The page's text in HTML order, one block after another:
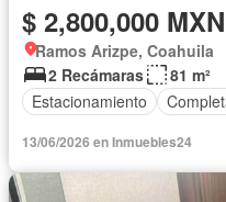
$ 2,800,000 MXN
Ramos Arizpe, Coahuila
2 Recámaras
81 m²
Estacionamiento
13/06/2026 en Inmuebles24